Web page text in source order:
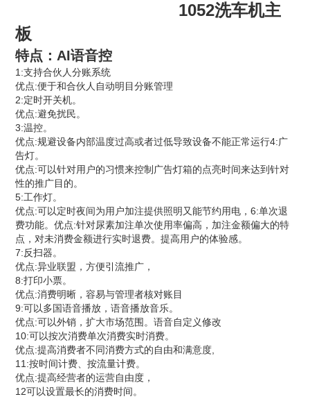
1052洗车机主
板
特点：AI语音控
1:支持合伙人分账系统
优点:便于和合伙人自动明目分账管理
2:定时开关机。
优点:避免扰民。
3:温控。
优点:规避设备内部温度过高或者过低导致设备不能正常运行4:广
告灯。
优点:可以针对用户的习惯来控制广告灯箱的点亮时间来达到针对
性的推广目的。
5:工作灯。
优点:可以定时夜间为用户加注提供照明又能节约用电，6:单次退
费功能。优点:针对尿素加注单次使用率偏高，加注金额偏大的特
点，对未消费金额进行实时退费。提高用户的体验感。
7:反扫器。
优点:异业联盟，方便引流推广，
8:打印小票。
优点:消费明晰，容易与管理者核对账目
9:可以多国语音播放，语音播放音乐。
优点:可以外销，扩大市场范围。语音自定义修改
10:可以按次消费单次消费实时消费。
优点:提高消费者不同消费方式的自由和满意度,
11:按时间计费、按流量计费。
优点:提高经营者的运营自由度，
12可以设置最长的消费时间。